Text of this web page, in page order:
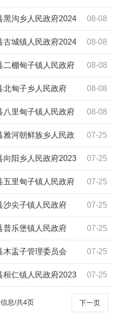
08-08
黑沟乡人民政府2024
08-08
古城镇人民政府2024
08-08
二棚甸子镇人民政府
08-08
北甸子乡人民政府
08-08
八里甸子镇人民政府
07-25
雅河朝鲜族乡人民政
07-25
向阳乡人民政府2023
07-25
五里甸子镇人民政府
07-25
沙尖子镇人民政府
07-25
普乐堡镇人民政府
07-25
木盂子管理委员会
07-25
桓仁镇人民政府2023
下一页
息/共4页